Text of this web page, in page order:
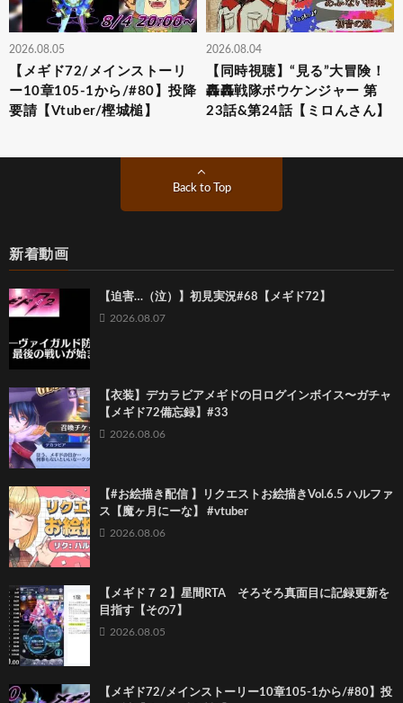
2026.08.05
【メギド72/メインストーリ
ー10章105-1から/#80】投降
要請【Vtuber/樫城槌】
2026.08.04
【同時視聴】“見る”大冒険！
轟轟戦隊ボウケンジャー 第
23話&第24話【ミロんさん】
Back to Top
新着動画
【迫害…（泣）】初見実況#68【メギド72】
2026.08.07
【衣装】デカラビアメギドの日ログインボイス〜ガチャ
【メギド72備忘録】#33
2026.08.06
【#お絵描き配信 】リクエストお絵描きVol.6.5 ハルファ
ス【魔ヶ月にーな】 #vtuber
2026.08.06
【メギド７２】星間RTA そろそろ真面目に記録更新を
目指す【その7】
2026.08.05
【メギド72/メインストーリー10章105-1から/#80】投